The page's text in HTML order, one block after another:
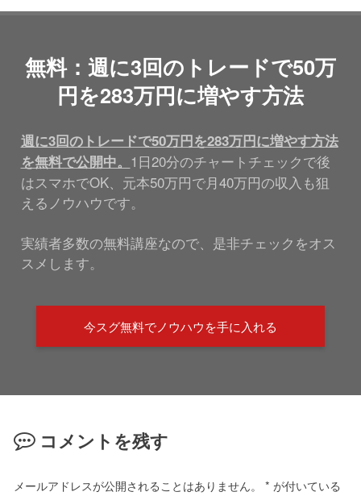
無料：週に3回のトレードで50万
円を283万円に増やす方法
週に3回のトレードで50万円を283万円に増やす方法
を無料で公開中。 1日20分のチャートチェックで後
はスマホでOK、元本50万円で月40万円の収入も狙
えるノウハウです。
実績者多数の無料講座なので、是非チェックをオス
スメします。
今スグ無料でノウハウを手に入れる
コメントを残す
メールアドレスが公開されることはありません。 * が付いている